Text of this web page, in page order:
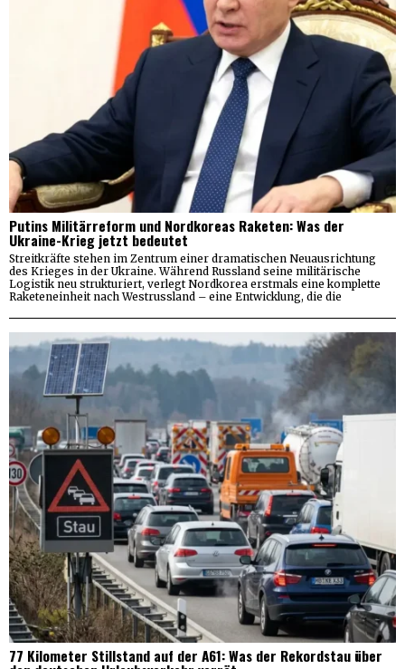
Putins Militärreform und Nordkoreas Raketen: Was der
Ukraine-Krieg jetzt bedeutet
Streitkräfte stehen im Zentrum einer dramatischen Neuausrichtung
des Krieges in der Ukraine. Während Russland seine militärische
Logistik neu strukturiert, verlegt Nordkorea erstmals eine komplette
Raketeneinheit nach Westrussland – eine Entwicklung, die die
77 Kilometer Stillstand auf der A61: Was der Rekordstau über